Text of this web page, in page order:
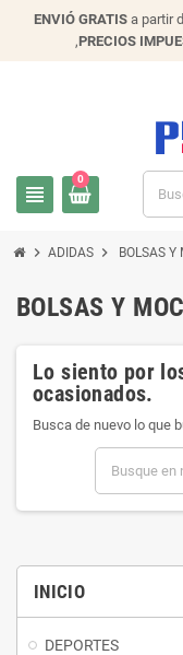
ENVIÓGRATISa partir
,PRECIOS
view_headline
0
chevron_right ADIDAS chevron_right BOLSAS
INICIO
DEPORTES
BOLSAS Y
Lo siento por
ocasionados.
Busca de nuevo lo que